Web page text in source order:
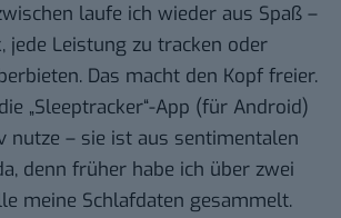
laufe ich wieder aus Spaß –
jede Leistung zu tracken oder
Das macht den Kopf freier.
„Sleeptracker“-App (für Android)
nutze – sie ist aus sentimentalen
denn früher habe ich über zwei
meine Schlafdaten gesammelt.